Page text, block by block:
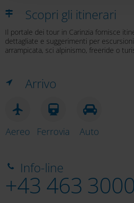
Scopri gli itinerari
Il portale dei tour in Carinzia fornisce
dettagliate e suggerimenti per
arrampicata, sci alpinismo, freeride o
Arrivo
Aereo Ferrovia Auto
Info-line
+43 463 3000